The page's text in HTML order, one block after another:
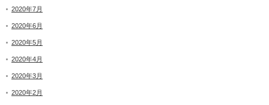
2020年7月
2020年6月
2020年5月
2020年4月
2020年3月
2020年2月